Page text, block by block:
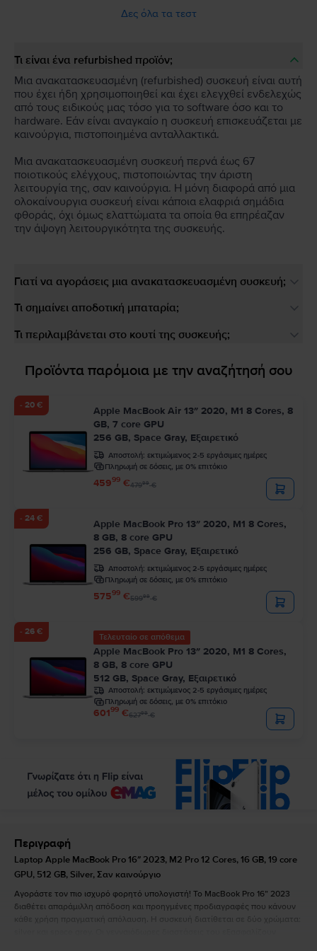
Δες όλα τα τεστ
Τι είναι ένα refurbished προϊόν;
Μια ανακατασκευασμένη (refurbished) συσκευή είναι αυτή
που έχει ήδη χρησιμοποιηθεί και έχει ελεγχθεί ενδελεχώς
από τους ειδικούς μας τόσο για το software όσο και το
hardware. Εάν είναι αναγκαίο η συσκευή επισκευάζεται με
καινούργια, πιστοποιημένα ανταλλακτικά.
Μια ανακατασκευασμένη συσκευή περνά έως 67
ποιοτικούς ελέγχους, πιστοποιώντας την άριστη
λειτουργία της, σαν καινούργια. Η μόνη διαφορά από μια
ολοκαίνουργια συσκευή είναι κάποια ελαφριά σημάδια
φθοράς, όχι όμως ελαττώματα τα οποία θα επηρέαζαν
την άψογη λειτουργικότητα της συσκευής.
Γιατί να αγοράσεις μια ανακατασκευασμένη συσκευή;
Τι σημαίνει αποδοτική μπαταρία;
Τι περιλαμβάνεται στο κουτί της συσκευής;
Προϊόντα παρόμοια με την αναζήτησή σου
- 20 €
Apple MacBook Air 13″ 2020, M1 8 Cores, 8
GB, 7 core GPU
256 GB, Space Gray, Εξαιρετικό
Αποστολή: εκτιμώμενος 2-5 εργάσιμες ημέρες
Πληρωμή σε δόσεις, με 0% επιτόκιο
45999 €47999€
- 24 €
Apple MacBook Pro 13″ 2020, M1 8 Cores,
8 GB, 8 core GPU
256 GB, Space Gray, Εξαιρετικό
Αποστολή: εκτιμώμενος 2-5 εργάσιμες ημέρες
Πληρωμή σε δόσεις, με 0% επιτόκιο
57599 €59999€
- 26 €
Τελευταίο σε απόθεμα
Apple MacBook Pro 13″ 2020, M1 8 Cores,
8 GB, 8 core GPU
512 GB, Space Gray, Εξαιρετικό
Αποστολή: εκτιμώμενος 2-5 εργάσιμες ημέρες
Πληρωμή σε δόσεις, με 0% επιτόκιο
60199 €62799€
Περιγραφή
Laptop Apple MacBook Pro 16″ 2023, M2 Pro 12 Cores, 16 GB, 19 core
GPU, 512 GB, Silver, Σαν καινούργιο
Αγοράστε τον πιο ισχυρό φορητό υπολογιστή! Το MacBook Pro 16” 2023
διαθέτει απαράμιλλη απόδοση και προηγμένες προδιαγραφές που κάνουν
κάθε χρήση πραγματική απόλαυση. Η συσκευή διατίθεται σε δύο χρώματα: